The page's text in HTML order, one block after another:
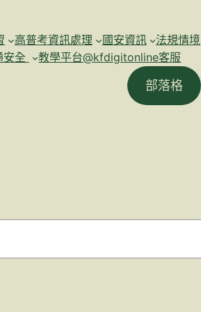
高普考資訊處理 國安資訊 法規情境
安全 教學平台@kfdigitonline客服
部落格